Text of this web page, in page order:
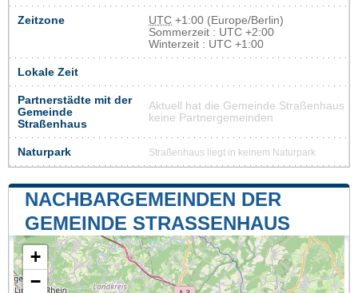
Zeitzone UTC +1:00 (Europe/Berlin)
Sommerzeit : UTC +2:00
Winterzeit : UTC +1:00
Lokale Zeit
Partnerstädte mit der
Gemeinde
Straßenhaus
Aktuell hat die Gemeinde Straßenhaus
keine Partnergemeinden
Naturpark Straßenhaus liegt in keinem Naturpark
NACHBARGEMEINDEN DER
GEMEINDE STRASSENHAUS
+
−